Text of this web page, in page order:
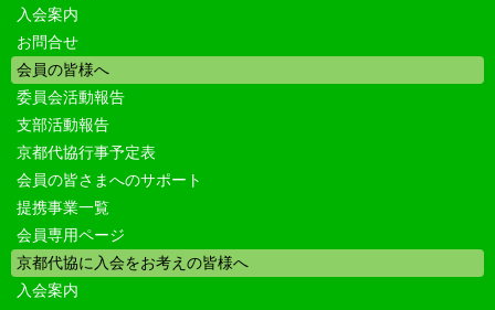
入会案内
お問合せ
会員の皆様へ
委員会活動報告
支部活動報告
京都代協行事予定表
会員の皆さまへのサポート
提携事業一覧
会員専用ページ
京都代協に入会をお考えの皆様へ
入会案内